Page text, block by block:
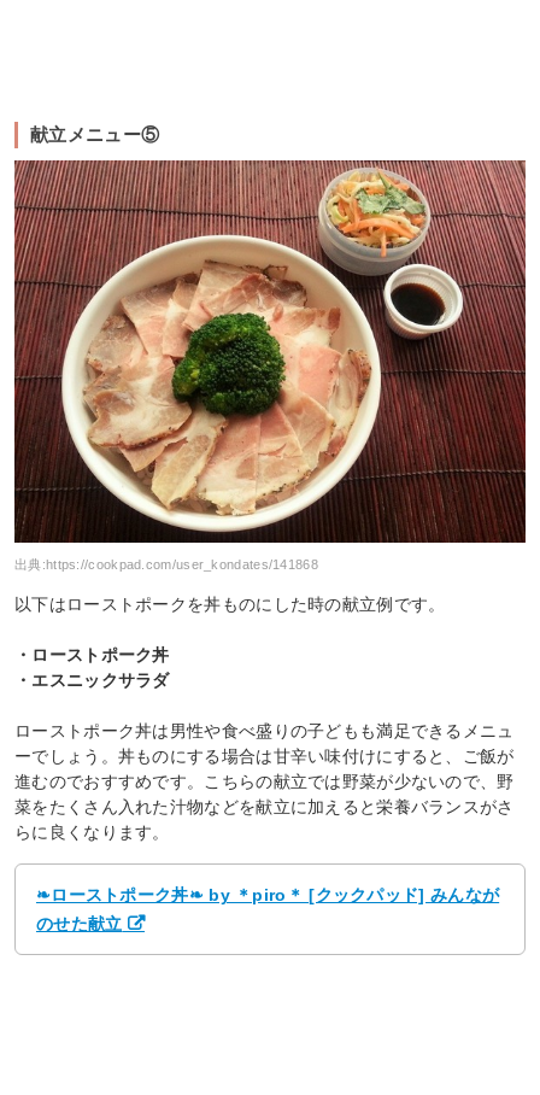
献立メニュー⑤
出典: https://cookpad.com/user_kondates/141868
以下はローストポークを丼ものにした時の献立例です。
・ローストポーク丼
・エスニックサラダ
ローストポーク丼は男性や食べ盛りの子どもも満足できるメニュ
ーでしょう。丼ものにする場合は甘辛い味付けにすると、ご飯が
進むのでおすすめです。こちらの献立では野菜が少ないので、野
菜をたくさん入れた汁物などを献立に加えると栄養バランスがさ
らに良くなります。
❧ローストポーク丼❧ by ＊piro＊ [クックパッド] みんなが
のせた献立